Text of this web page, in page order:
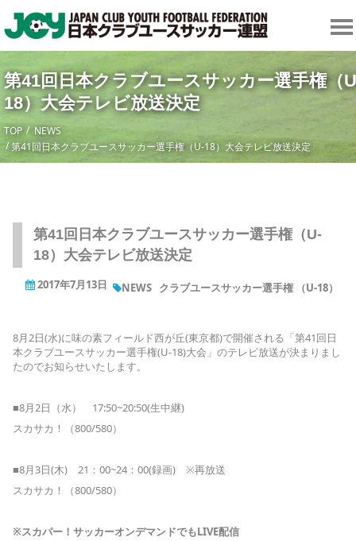
第41回日本クラブユースサッカー選手権（
18）大会テレビ放送決定
TOP
NEWS
第41回日本クラブユースサッカー選手権（U-18）大会テレビ放送決定
第41回日本クラブユースサッカー選手権（U-
18）大会テレビ放送決定
2017年7月13日 NEWS クラブユースサッカー選手権 （U-18）
8月2日(水)に味の素フィールド西が丘(東京都)で開催される「第41回日
本クラブユースサッカー選手権(U-18)大会」のテレビ放送が決まりまし
たのでお知らせいたします。
■8月2日（水） 17:50~20:50(生中継)
スカサカ！（800/580）
■8月3日(木) 21：00~24：00(録画) ※再放送
スカサカ！（800/580）
※スカパー！サッカーオンデマンドでもLIVE配信